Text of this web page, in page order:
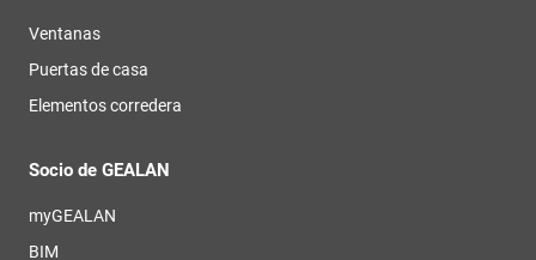
Ventanas
Puertas de casa
Elementos corredera
Socio de GEALAN
myGEALAN
BIM